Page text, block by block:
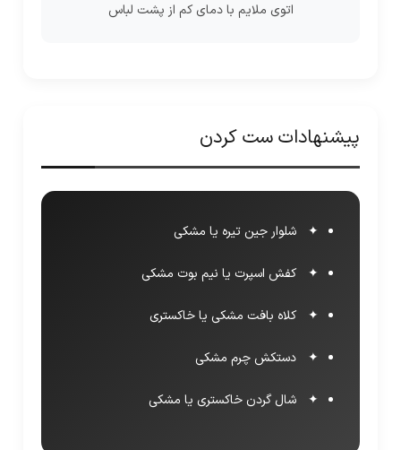
اتوی ملایم با دمای کم از پشت لباس
پیشنهادات ست کردن
شلوار جین تیره یا مشکی
کفش اسپرت یا نیم بوت مشکی
کلاه بافت مشکی یا خاکستری
دستکش چرم مشکی
شال گردن خاکستری یا مشکی